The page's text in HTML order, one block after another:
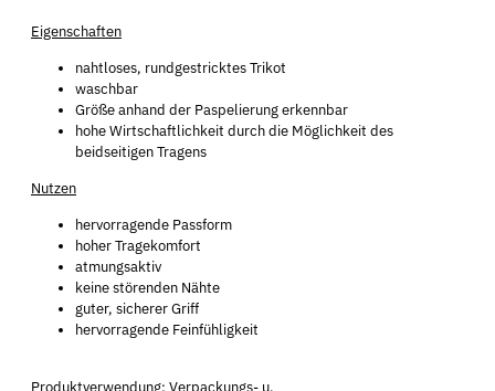
Eigenschaften
nahtloses, rundgestricktes Trikot
waschbar
Größe anhand der Paspelierung erkennbar
hohe Wirtschaftlichkeit durch die Möglichkeit des
beidseitigen Tragens
Nutzen
hervorragende Passform
hoher Tragekomfort
atmungsaktiv
keine störenden Nähte
guter, sicherer Griff
hervorragende Feinfühligkeit
Produktverwendung: Verpackungs- u.